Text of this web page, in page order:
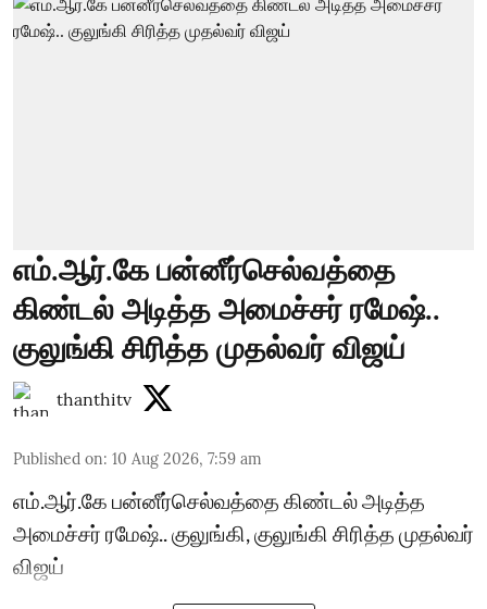
எம்.ஆர்.கே பன்னீர்செல்வத்தை
கிண்டல் அடித்த அமைச்சர் ரமேஷ்..
குலுங்கி சிரித்த முதல்வர் விஜய்
thanthitv
Published on: 10 Aug 2026, 7:59 am
எம்.ஆர்.கே பன்னீர்செல்வத்தை கிண்டல் அடித்த
அமைச்சர் ரமேஷ்.. குலுங்கி, குலுங்கி சிரித்த முதல்வர்
விஜய்